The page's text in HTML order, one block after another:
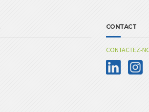
CONTACT
CONTACTEZ-